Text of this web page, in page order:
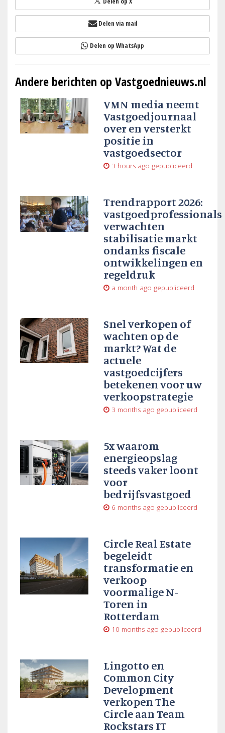
Delen via mail
Delen op WhatsApp
Andere berichten op Vastgoednieuws.nl
VMN media neemt
Vastgoedjournaal
over en versterkt
positie in
vastgoedsector
3 hours ago gepubliceerd
Trendrapport 2026:
vastgoedprofessionals
verwachten
stabilisatie markt
ondanks fiscale
ontwikkelingen en
regeldruk
a month ago gepubliceerd
Snel verkopen of
wachten op de
markt? Wat de
actuele
vastgoedcijfers
betekenen voor uw
verkoopstrategie
3 months ago gepubliceerd
5x waarom
energieopslag
steeds vaker loont
voor
bedrijfsvastgoed
6 months ago gepubliceerd
Circle Real Estate
begeleidt
transformatie en
verkoop
voormalige N-
Toren in
Rotterdam
10 months ago gepubliceerd
Lingotto en
Common City
Development
verkopen The
Circle aan Team
Rockstars IT